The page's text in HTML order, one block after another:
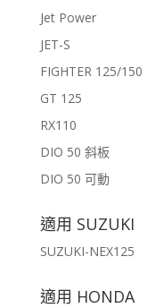
Jet Power
JET-S
FIGHTER 125/150
GT 125
RX110
DIO 50 斜板
DIO 50 可動
適用 SUZUKI
SUZUKI-NEX125
適用 HONDA